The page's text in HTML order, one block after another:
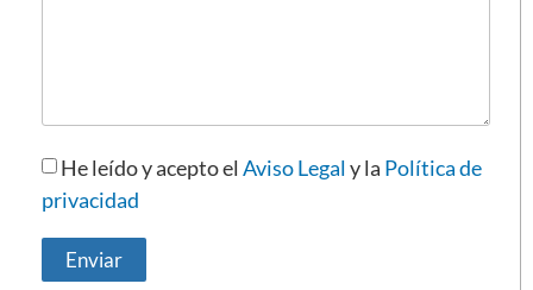
He leído y acepto el Aviso Legaly la Política de
privacidad
Enviar